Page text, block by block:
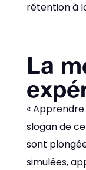
rétention à
La
«
slogan de
sont
simulées,